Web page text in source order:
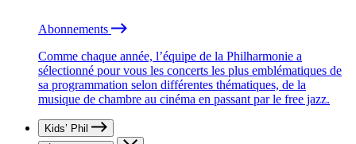
Abonnements
Comme chaque année, l’équipe de la Philharmonie a
sélectionné pour vous les concerts les plus emblématiques de
sa programmation selon différentes thématiques, de la
musique de chambre au cinéma en passant par le free jazz.
Kids’ Phil